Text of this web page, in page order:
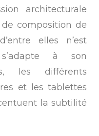
architecturale
composition de
elles n’est
à son
les différents
et les tablettes
la subtilité